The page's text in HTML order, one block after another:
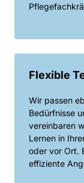
Flexible
Wir passen
Bedürfnisse
vereinbaren
Lernen in
oder vor Ort.
effiziente